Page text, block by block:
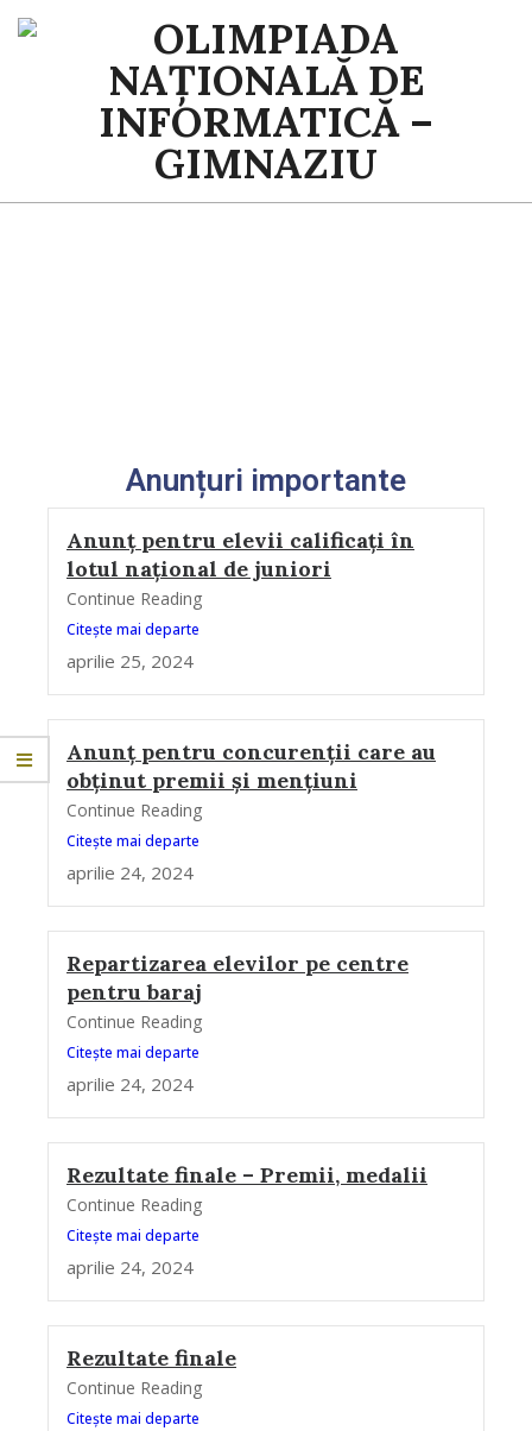
OLIMPIADA
Anunțuri importante
Anunț pentru elevii calificați în
lotul național de juniori
Continue Reading
Citește mai departe
aprilie 25, 2024
Anunț pentru concurenții care au
obținut premii și mențiuni
Continue Reading
Citește mai departe
aprilie 24, 2024
Repartizarea elevilor pe centre
pentru baraj
Continue Reading
Citește mai departe
aprilie 24, 2024
Rezultate finale – Premii, medalii
Continue Reading
Citește mai departe
aprilie 24, 2024
Rezultate finale
Continue Reading
Citește mai departe